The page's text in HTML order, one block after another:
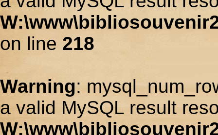
on line 218
Warning:
a valid MySQL result